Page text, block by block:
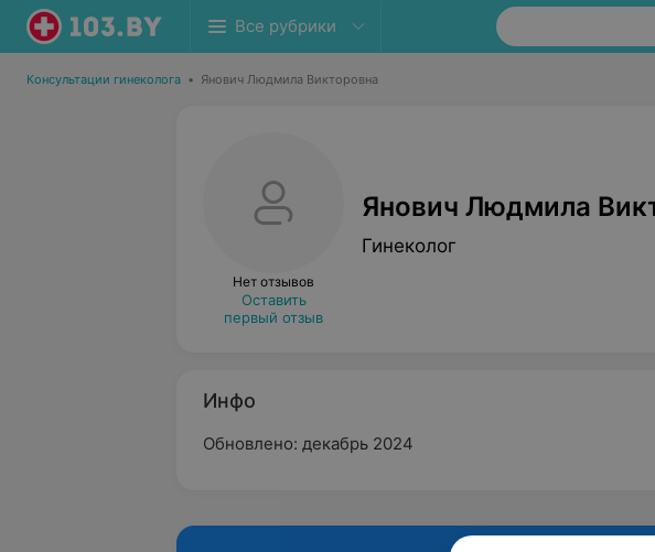
Все рубрики
Консультации гинеколога • Янович Людмила Викторовна
Нет отзывов
Оставить
первый отзыв
Янович Людмила
Гинеколог
Инфо
Обновлено: декабрь 2024